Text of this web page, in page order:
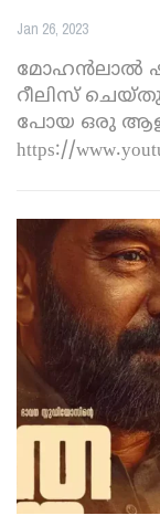
Jan 26, 2023
മോ​ഹൻലാൽ
റീലിസ്
പോയ ഒരു
https://